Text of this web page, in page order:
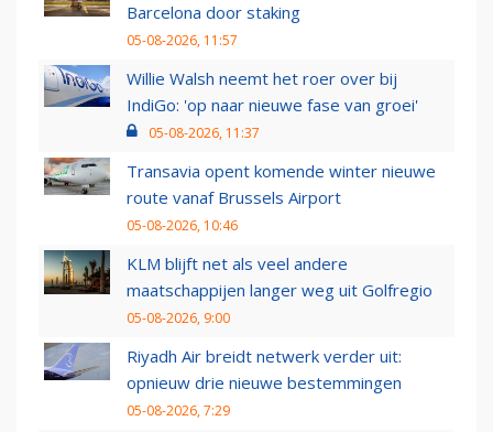
Barcelona door staking
05-08-2026, 11:57
Willie Walsh neemt het roer over bij
IndiGo: 'op naar nieuwe fase van groei'
05-08-2026, 11:37
Transavia opent komende winter nieuwe
route vanaf Brussels Airport
05-08-2026, 10:46
KLM blijft net als veel andere
maatschappijen langer weg uit Golfregio
05-08-2026, 9:00
Riyadh Air breidt netwerk verder uit:
opnieuw drie nieuwe bestemmingen
05-08-2026, 7:29